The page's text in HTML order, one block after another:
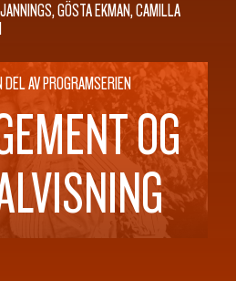
GÖSTA EKMAN, CAMILLA
DEL AV PROGRAMSERIEN
OG